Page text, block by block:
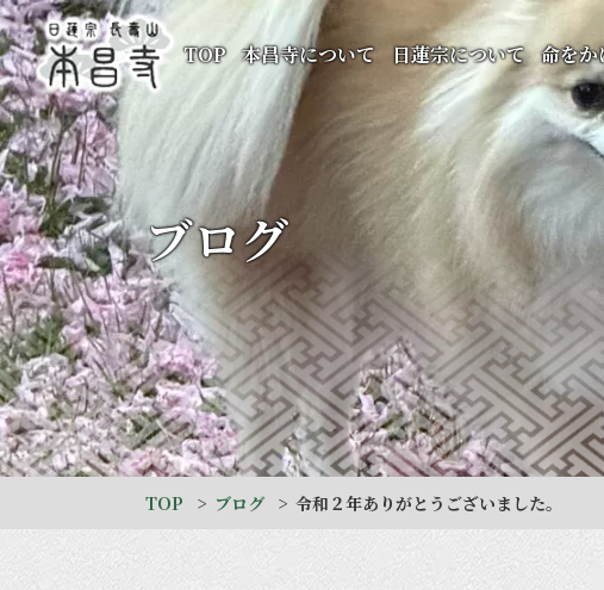
TOP 本昌寺について 日蓮宗について 命をか
ブログ
TOP ブログ 令和２年ありがとうございました。